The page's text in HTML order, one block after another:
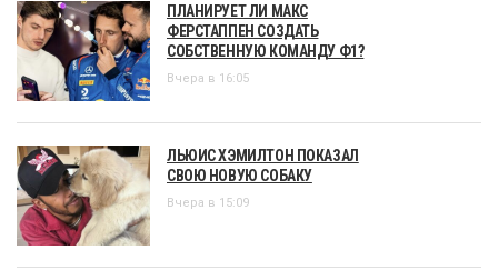
ПЛАНИРУЕТ ЛИ МАКС
ФЕРСТАППЕН СОЗДАТЬ
СОБСТВЕННУЮ КОМАНДУ Ф1?
Вчера в 16:05
ЛЬЮИС ХЭМИЛТОН ПОКАЗАЛ
СВОЮ НОВУЮ СОБАКУ
Вчера в 15:09